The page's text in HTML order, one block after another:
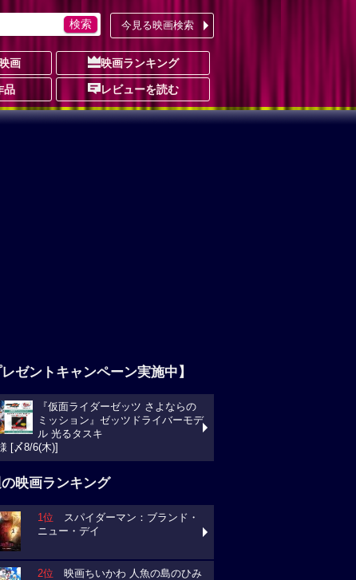
今見る映画検索
画 映画ランキング
品 レビューを読む
レゼントキャンペーン実施中】
『仮面ライダーゼッツ さよならの
ミッション』ゼッツドライバーモデ
ル 光るタスキ
[〆8/6(木)]
映画ランキング
1位 スパイダーマン：ブランド・
ニュー・デイ
2位 映画ちいかわ 人魚の島のひみ